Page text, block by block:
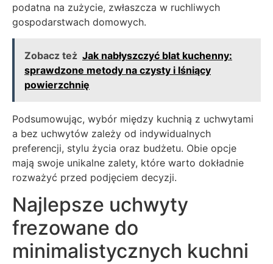
podatna na zużycie, zwłaszcza w ruchliwych
gospodarstwach domowych.
Zobacz też Jak nabłyszczyć blat kuchenny:
sprawdzone metody na czysty i lśniący
powierzchnię
Podsumowując, wybór między kuchnią z uchwytami
a bez uchwytów zależy od indywidualnych
preferencji, stylu życia oraz budżetu. Obie opcje
mają swoje unikalne zalety, które warto dokładnie
rozważyć przed podjęciem decyzji.
Najlepsze uchwyty
frezowane do
minimalistycznych kuchni